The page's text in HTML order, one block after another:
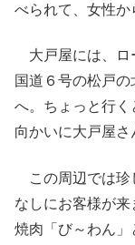
べられて、女性か
大戸屋には、ロ
国道６号の松戸
へ。ちょっと行
向かいに大戸屋さ
この周辺では珍
なしにお客様が
焼肉「び～わん」